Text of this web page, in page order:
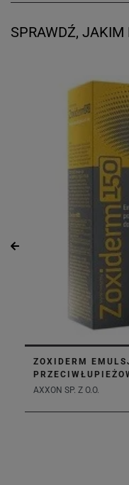
SPRAWDŹ, JAKIM
ZOXIDERM
AXXON SP. Z O.O.